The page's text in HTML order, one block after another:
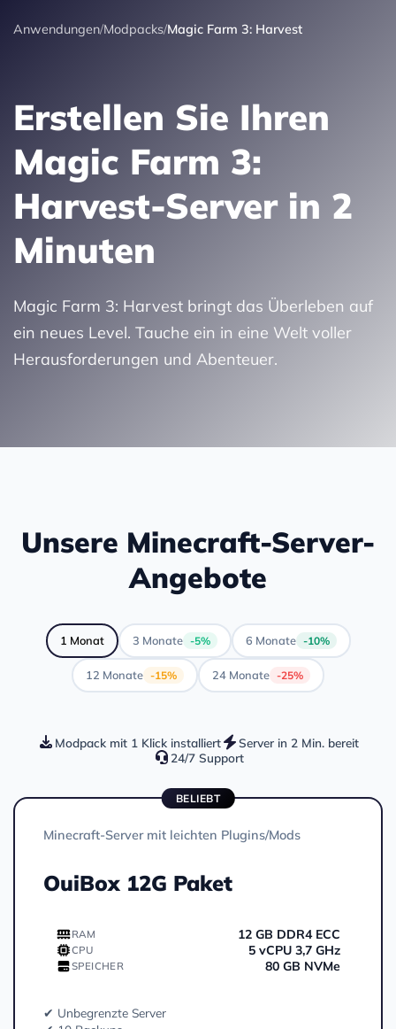
Anwendungen/Modpacks/Magic Farm 3: Harvest
Erstellen Sie Ihren
Magic Farm 3:
Harvest-Server in 2
Minuten
Magic Farm 3: Harvest bringt das Überleben auf
ein neues Level. Tauche ein in eine Welt voller
Herausforderungen und Abenteuer.
Unsere Minecraft-Server-
Angebote
1 Monat 3 Monate -5% 6 Monate -10%
12 Monate -15% 24 Monate -25%
Modpack mit 1 Klick installiert
Server in 2 Min. bereit
24/7 Support
BELIEBT
Minecraft-Server mit leichten Plugins/Mods
OuiBox 12G Paket
RAM 12 GB DDR4 ECC
CPU 5 vCPU 3,7 GHz
SPEICHER 80 GB NVMe
✔ Unbegrenzte Server